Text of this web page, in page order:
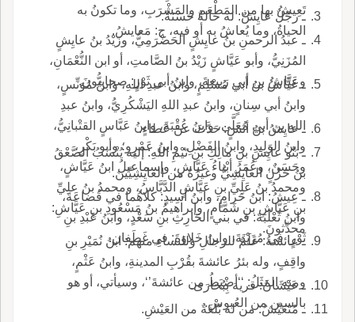
تَعِيشُ بها من المَطْعَمِ والمَشْرَبِ، وما تكونُ به
الحياةُ، وما يُعاشُ به أو فيه، ج: مَعايشُ.
ـ رجُلٌ عايِشٌ: له حالةٌ حَسَنَةٌ.
ـ عبدُ الرحمنِ بنُ عايِشٍ الحَضْرَمِيُّ، وزَيْدُ بنُ عايِشٍ
المُزَنِيُّ، وأبو عَيَّاشٍ زَيْدُ بنُ الصَّامتِ، أو ابن النُّعْمَانِ،
وعَيَّاشُ بن أبي رَبيعةَ، وابنُ أبي ثَوْرٍ: صحابِيُّونَ.
ـ عَيَّاشُ بنُ أبي مُسْلِمٍ، وابنُ عبدِ اللهِ، وابنُ مُوَنِّسٍ،
وابنُ أبي سِنانٍ، وابنُ عبدِ اللهِ اليَشْكُرِيُّ، وابنُ عبدِ
اللهِ بن أبي مُعَلَّى، وابنُ عُقْبَةَ، وابنُ عَبَّاسٍ القتْبانِيُّ،
وابنُ الوَلِيدِ، وابنُ الفَضْلِ، وابنُ عَمْرٍو؛ وأبو بَكْرٍ،
وحَسَنٌ، وعُمَرُ أبْناءُ عَيَّاشٍ، وإسماعيلُ ابنُ عَيَّاشٍ،
ومحمدُ بنُ عَلِيِّ بنِ عَيَّاشٍ الدَّبَّاسُ، ومحمدُ بنُ علِيِّ
بنِ عَيَّاشِ بنِ شَمَّامٍ، وإبراهيمُ بنُ مَسْعُودِ بنِ عَيَّاشِ:
محدِّثونَ.
ـ عايِشُ بنُ أنَسٍ: حَدَّثَ عن عَطاءٍ.
ـ بَنُو عايِشِ بنِ مالِكِ بنِ تَيْمِ اللهِ: إليه يُنْسَبُ الصَّعْقُ
بنُ حَزْنٍ العايِشِيُّ وغيرُهُ من العايِشِيِّينَ.
ـ عِيشُ: ابنُ حَرامٍ، وابنُ أسِيدٍ: كلاهُما في قُضاعَةَ،
وابنُ ثَعْلَبَةَ: في بني الحَارِثِ بنِ سَعْدٍ، وابنُ عَبْدِ بنِ
ثَوْرٍ: في مُزَيْنَةَ، وابنُ خَلاوَةَ: في غَطَفان.
ـ عائشةُ: عَلَمٌ للرجالِ وللنساءِ منهم: ابنُ نُمَيْرِ بنِ
واقِفٍ، وله بئرُ عائشةَ بقُرْبِ المدينةِ، وابنُ عَثْمٍ،
ومنه المَثَلُ: ‘‘أضْبَطُ من عائشةَ’‘، وسيأتي، أو هو
بالسين من العُبوسِ.
ـ عَيْشَانُ: قرية بِبُخارَى.
ـ مُتَعَيِّشُ: من له بُلْغَةٌ من العَيْشِ.